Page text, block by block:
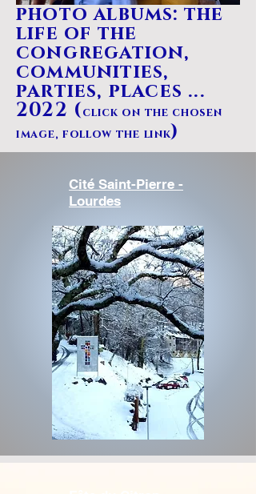
photo albums: the
life of the
congregation,
communities,
parties, places ...
2022 (click on the chosen
image, follow the link)
Cité Saint-Pierre -
Lourdes